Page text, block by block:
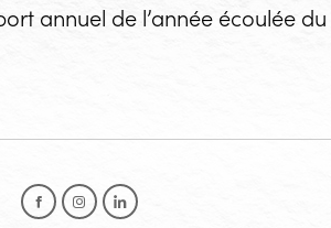
annuel de l’année écoulée du
Facebook
Instagram
LinkedIn